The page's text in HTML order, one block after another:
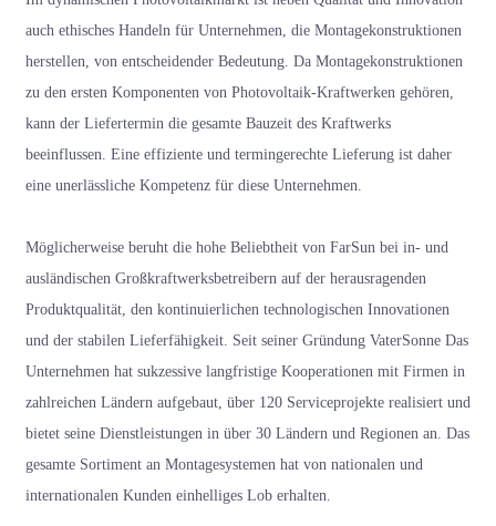
auch ethisches Handeln für Unternehmen, die Montagekonstruktionen
herstellen, von entscheidender Bedeutung. Da Montagekonstruktionen
zu den ersten Komponenten von Photovoltaik-Kraftwerken gehören,
kann der Liefertermin die gesamte Bauzeit des Kraftwerks
beeinflussen. Eine effiziente und termingerechte Lieferung ist daher
eine unerlässliche Kompetenz für diese Unternehmen.
Möglicherweise beruht die hohe Beliebtheit von FarSun bei in- und
ausländischen Großkraftwerksbetreibern auf der herausragenden
Produktqualität, den kontinuierlichen technologischen Innovationen
und der stabilen Lieferfähigkeit. Seit seiner Gründung VaterSonneDas
Unternehmen hat sukzessive langfristige Kooperationen mit Firmen in
zahlreichen Ländern aufgebaut, über 120 Serviceprojekte realisiert und
bietet seine Dienstleistungen in über 30 Ländern und Regionen an. Das
gesamte Sortiment an Montagesystemen hat von nationalen und
internationalen Kunden einhelliges Lob erhalten.